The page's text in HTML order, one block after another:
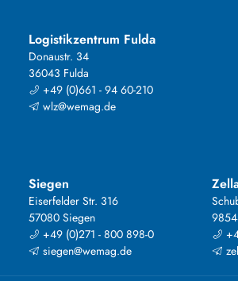
Logistikzentrum Fulda
Donaustr. 34
36043 Fulda
+49 (0)661 - 94 60-210
wlz@wemag.de
Siegen
Eiserfelder Str. 316
57080 Siegen
+49 (0)271 - 800 898-0
siegen@wemag.de